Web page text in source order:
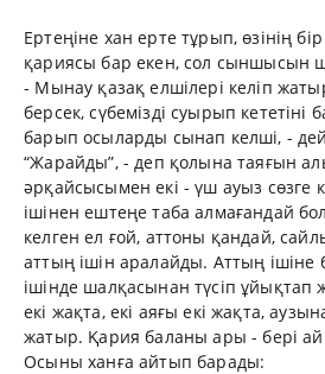
Ертеңіне хан ерте тұрып, өзінің
қариясы бар екен, сол сыншысын
- Мынау қазақ елшілері келіп
берсек, сүбемізді суырып кететіні
барып осыларды сынап келші, -
“Жарайды”, - деп қолына таяғын
әрқайсысымен екі - үш ауыз сөзге
ішінен ештеңе таба алмағандай
келген ел ғой, аттоны қандай,
аттың ішін аралайды. Аттың ішіне
ішінде шалқасынан түсіп ұйықтап
екі жақта, екі аяғы екі жақта,
жатыр. Қария баланы ары - бері
Осыны ханға айтып барады: